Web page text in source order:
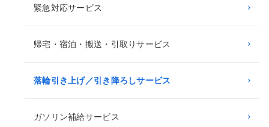
緊急対応サービス
帰宅・宿泊・搬送・引取りサービス
落輪引き上げ／引き降ろしサービス
ガソリン補給サービス